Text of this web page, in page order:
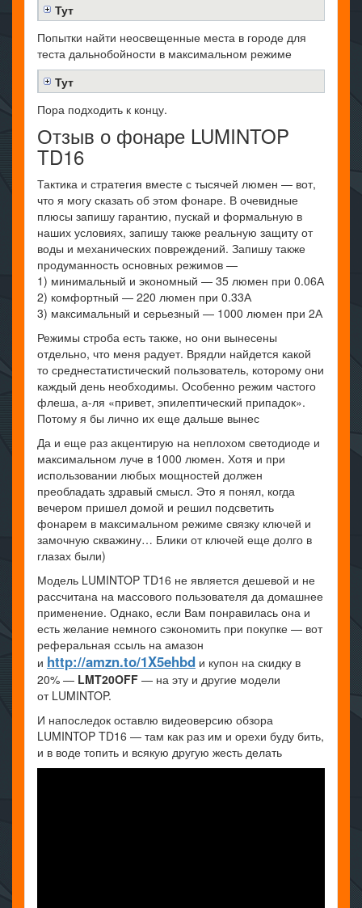
Тут
Попытки найти неосвещенные места в городе для
теста дальнобойности в максимальном режиме
Тут
Пора подходить к концу.
Отзыв о фонаре LUMINTOP
TD16
Тактика и стратегия вместе с тысячей люмен — вот,
что я могу сказать об этом фонаре. В очевидные
плюсы запишу гарантию, пускай и формальную в
наших условиях, запишу также реальную защиту от
воды и механических повреждений. Запишу также
продуманность основных режимов —
1) минимальный и экономный — 35 люмен при 0.06А
2) комфортный — 220 люмен при 0.33А
3) максимальный и серьезный — 1000 люмен при 2А
Режимы строба есть также, но они вынесены
отдельно, что меня радует. Врядли найдется какой
то среднестатистический пользователь, которому они
каждый день необходимы. Особенно режим частого
флеша, а-ля «привет, эпилептический припадок».
Потому я бы лично их еще дальше вынес
Да и еще раз акцентирую на неплохом светодиоде и
максимальном луче в 1000 люмен. Хотя и при
использовании любых мощностей должен
преобладать здравый смысл. Это я понял, когда
вечером пришел домой и решил подсветить
фонарем в максимальном режиме связку ключей и
замочную скважину… Блики от ключей еще долго в
глазах были)
Модель LUMINTOP TD16 не является дешевой и не
рассчитана на массового пользователя да домашнее
применение. Однако, если Вам понравилась она и
есть желание немного сэкономить при покупке — вот
реферальная ссыль на амазон
и http://amzn.to/1X5ehbd и купон на скидку в
20% — LMT20OFF — на эту и другие модели
от LUMINTOP.
И напоследок оставлю видеоверсию обзора
LUMINTOP TD16 — там как раз им и орехи буду бить,
и в воде топить и всякую другую жесть делать